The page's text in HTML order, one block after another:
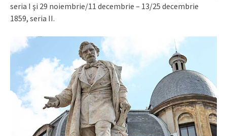
seria I şi 29 noiembrie/11 decembrie – 13/25 decembrie
1859, seria II.